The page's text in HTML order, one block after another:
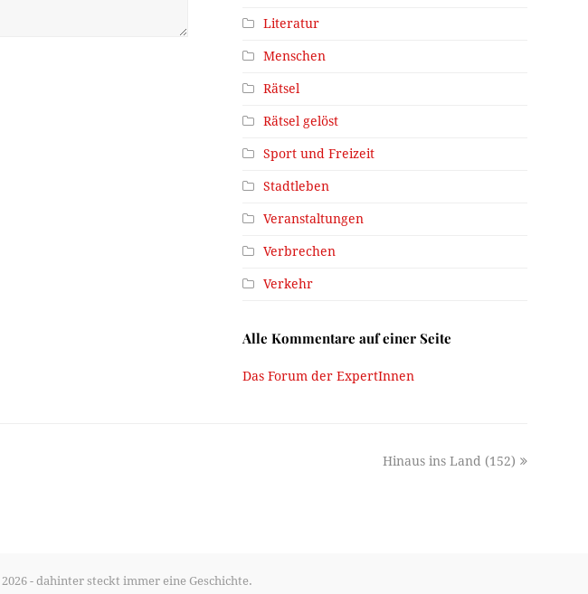
Literatur
Menschen
Rätsel
Rätsel gelöst
Sport und Freizeit
Stadtleben
Veranstaltungen
Verbrechen
Verkehr
Alle Kommentare auf einer Seite
Das Forum der ExpertInnen
next
Hinaus ins Land (152)
2026 - dahinter steckt immer eine Geschichte.